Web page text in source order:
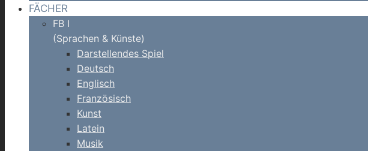
FÄCHER
FB I
(Sprachen & Künste)
Darstellendes Spiel
Deutsch
Englisch
Französisch
Kunst
Latein
Musik